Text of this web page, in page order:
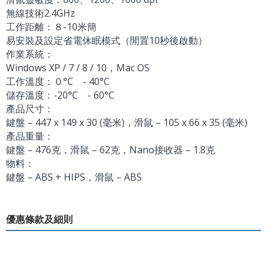
無線技術2.4GHz
工作距離：８-10米簡
易安裝及設定省電休眠模式（閒置10秒後啟動）
作業系統：
Windows XP / 7 / 8 / 10，Mac OS
工作溫度：０°C - 40°C
儲存溫度：-20°C - 60°C
產品尺寸：
鍵盤 – 447 x 149 x 30 (毫米)，滑鼠 – 105 x 66 x 35 (毫米)
產品重量：
鍵盤 – 476克，滑鼠 – 62克，Nano接收器 – 1.8克
物料：
鍵盤 – ABS + HIPS，滑鼠 – ABS
優惠條款及細則